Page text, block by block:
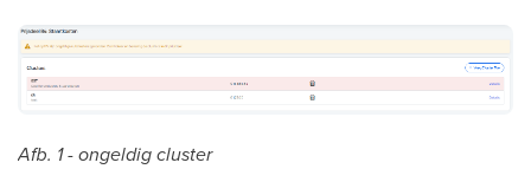
Afb. 1 - ongeldig cluster